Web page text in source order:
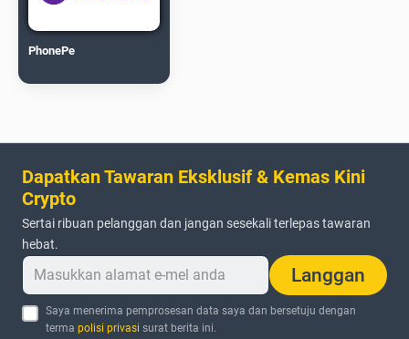
PhonePe
Dapatkan Tawaran Eksklusif & Kemas Kini
Crypto
Sertai ribuan pelanggan dan jangan sesekali terlepas tawaran
hebat.
Langgan
Saya menerima pemprosesan data saya dan bersetuju dengan
termapolisi privasi surat berita ini.